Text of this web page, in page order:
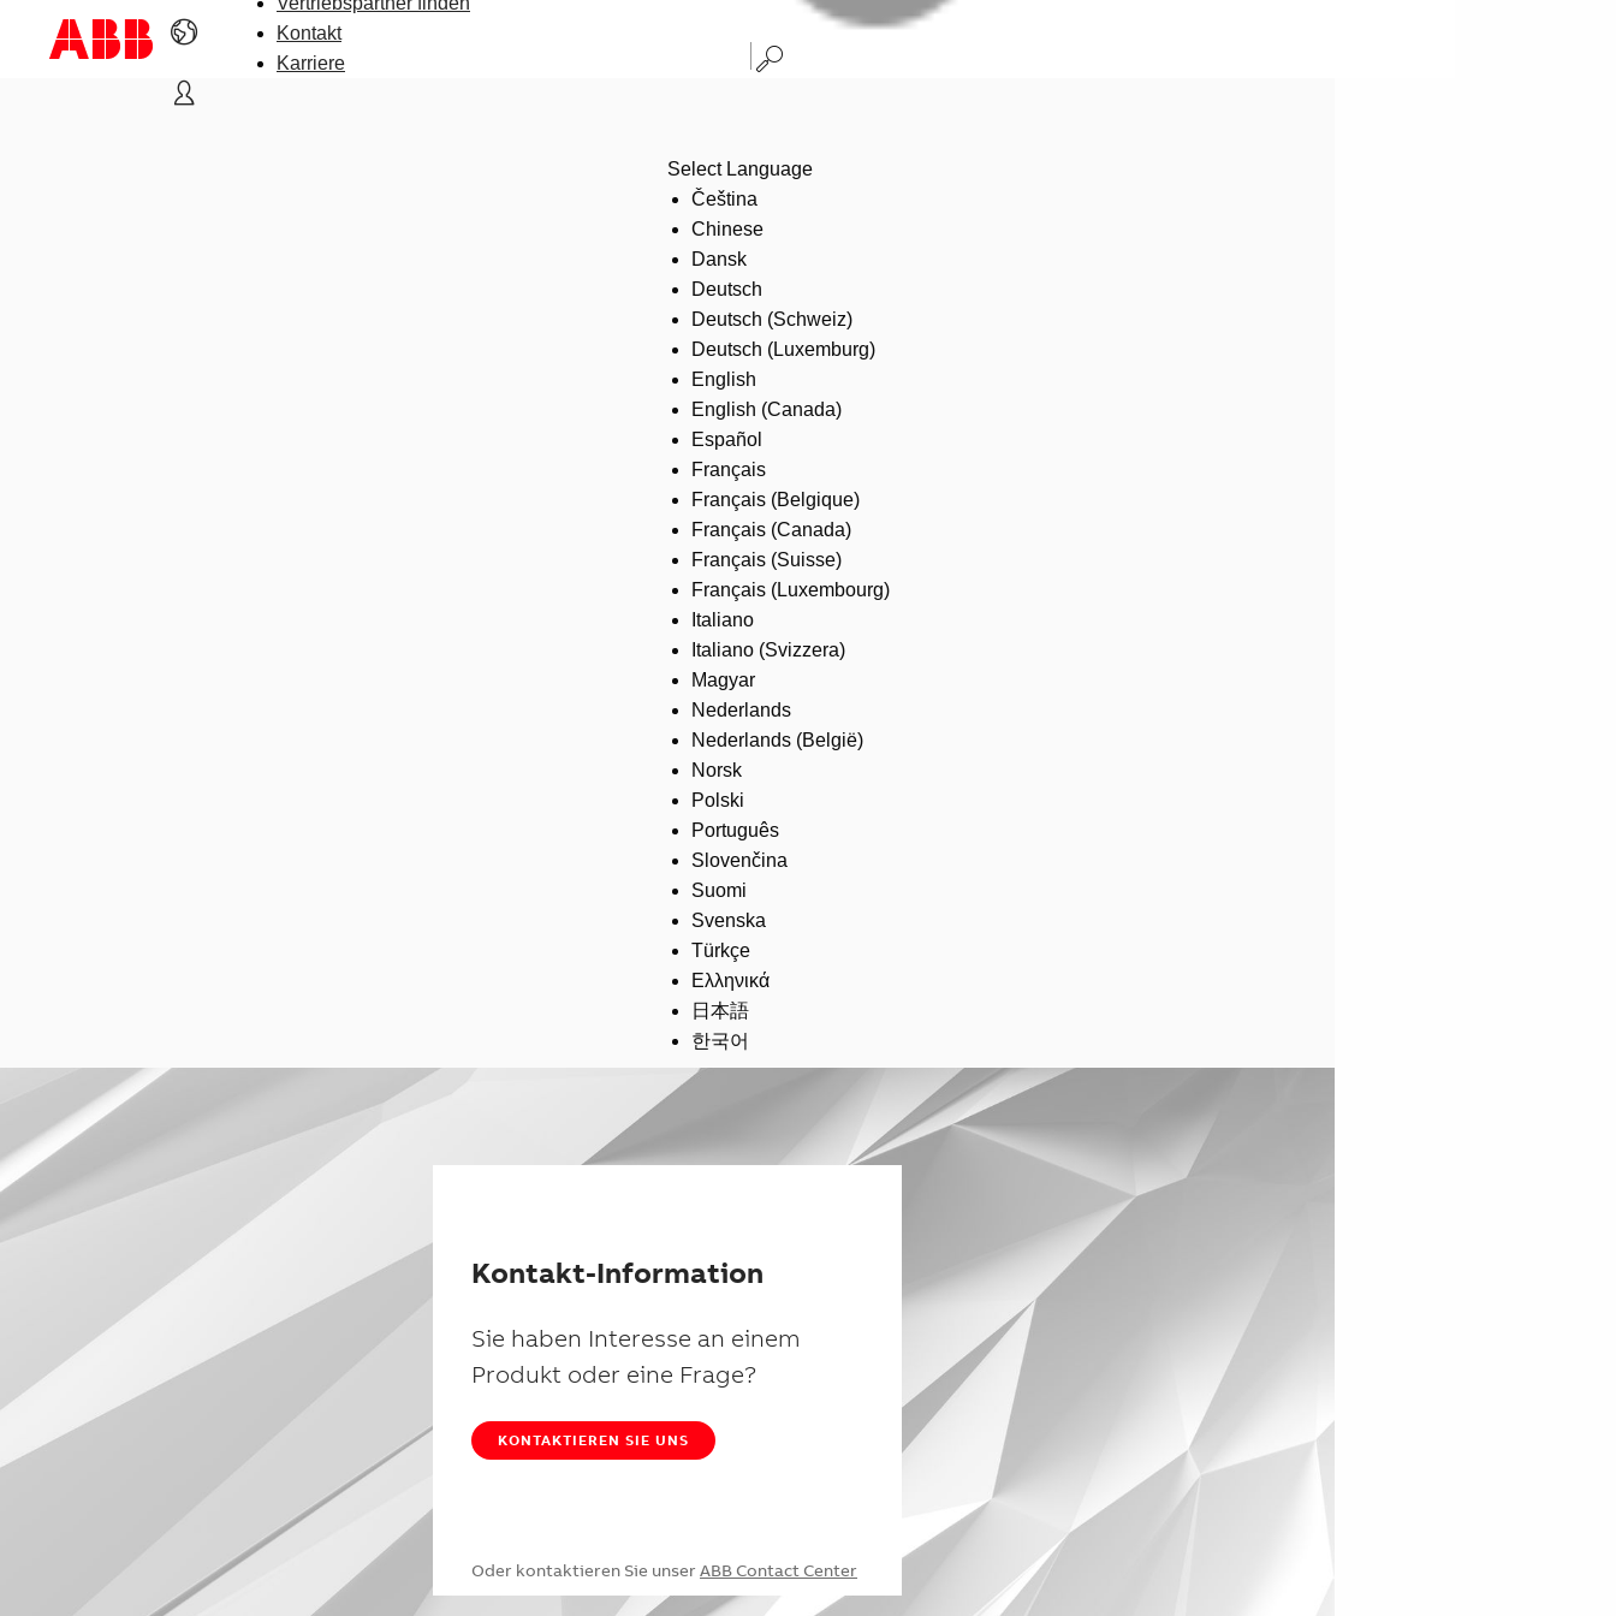
Kontakt
Karriere
Select Language
Čeština
Chinese
Dansk
Deutsch
Deutsch (Schweiz)
Deutsch (Luxemburg)
English
English (Canada)
Español
Français
Français (Belgique)
Français (Canada)
Français (Suisse)
Français (Luxembourg)
Italiano
Italiano (Svizzera)
Magyar
Nederlands
Nederlands (België)
Norsk
Polski
Português
Slovenčina
Suomi
Svenska
Türkçe
Ελληνικά
日本語
한국어
Kontakt-Information
Sie haben Interesse an einem
Produkt oder eine Frage?
KONTAKTIEREN SIE UNS
Oder kontaktieren Sie unser ABB Contact Center